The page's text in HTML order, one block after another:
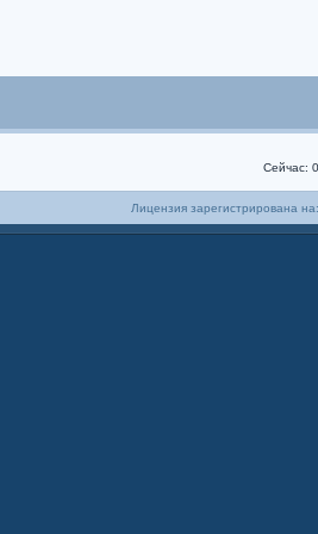
Сейчас:
Лицензия зарегистрирована